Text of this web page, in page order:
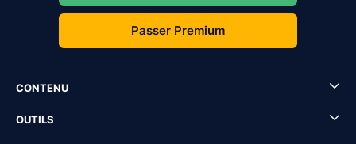
Passer Premium
CONTENU
OUTILS